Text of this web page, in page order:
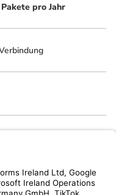
pro Jahr